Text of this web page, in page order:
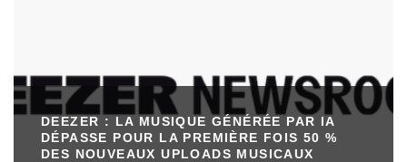
DEEZER : LA MUSIQUE GÉNÉRÉE PAR IA
DÉPASSE POUR LA PREMIÈRE FOIS 50 %
DES NOUVEAUX UPLOADS MUSICAUX